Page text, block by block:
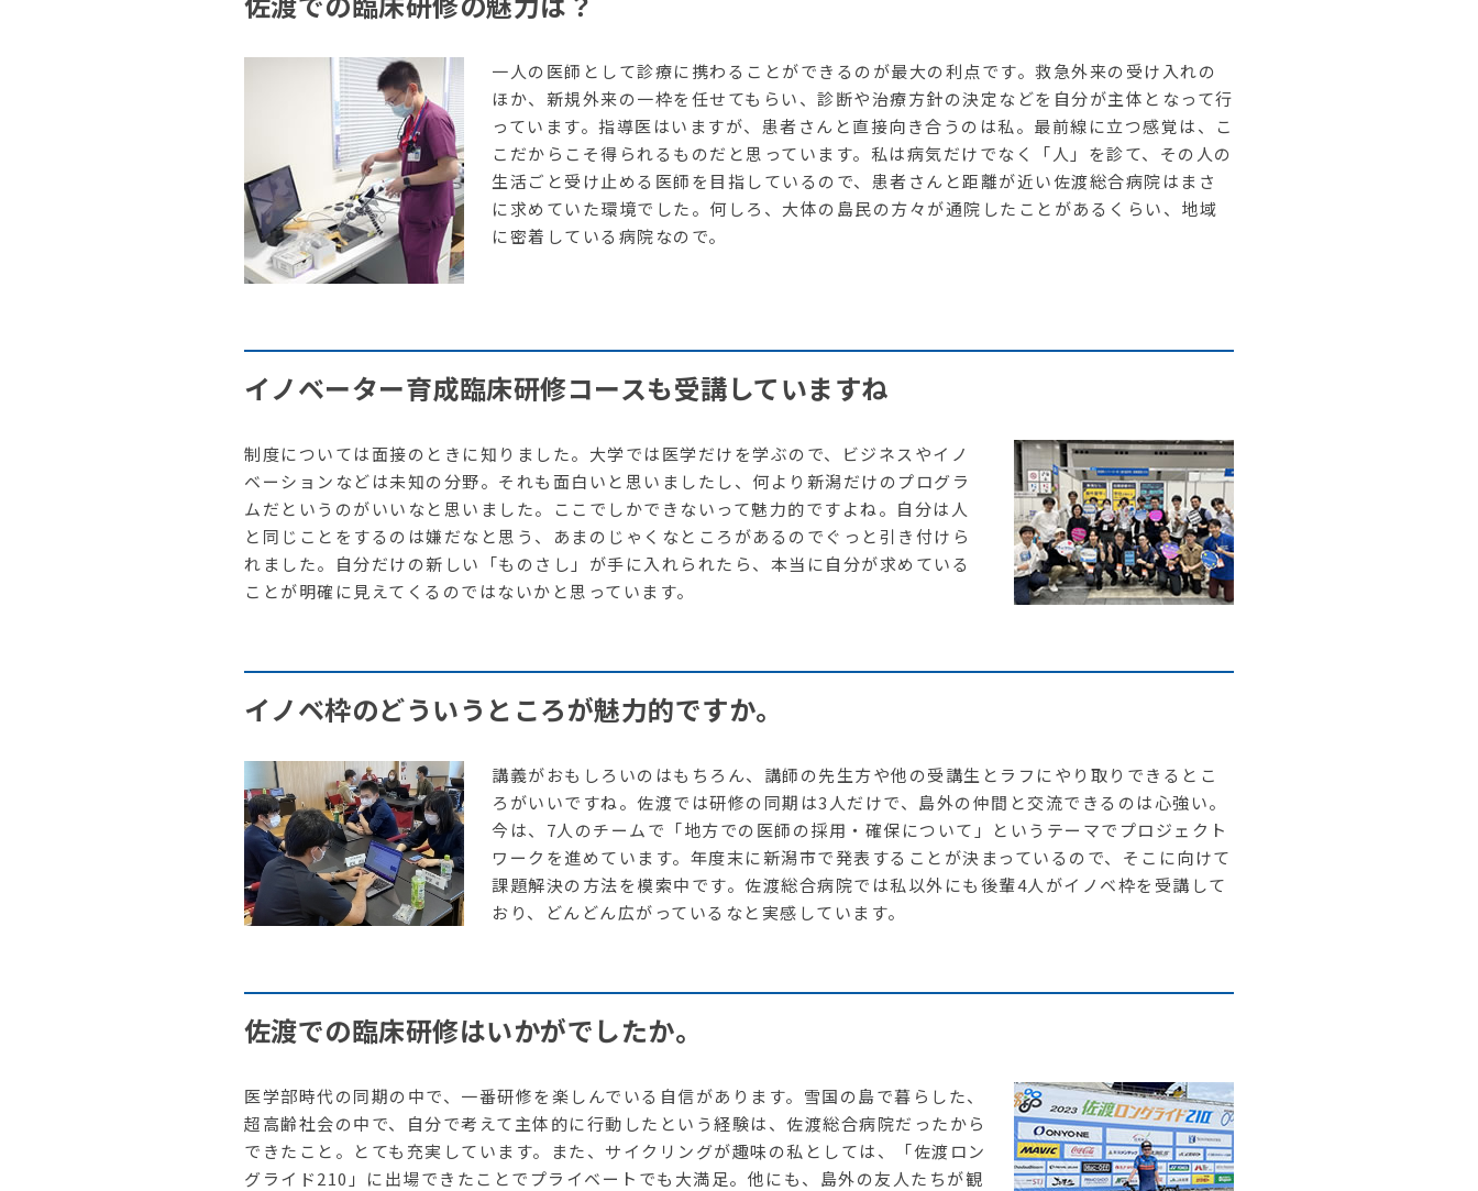
一人の医師として診療に携わることができるのが最大の利点です。救急外来の受け入れの
ほか、新規外来の一枠を任せてもらい、診断や治療方針の決定などを自分が主体となって行
っています。指導医はいますが、患者さんと直接向き合うのは私。最前線に立つ感覚は、こ
こだからこそ得られるものだと思っています。私は病気だけでなく「人」を診て、その人の
生活ごと受け止める医師を目指しているので、患者さんと距離が近い佐渡総合病院はまさ
に求めていた環境でした。何しろ、大体の島民の方々が通院したことがあるくらい、地域
に密着している病院なので。
イノベーター育成臨床研修コースも受講していますね
制度については面接のときに知りました。大学では医学だけを学ぶので、ビジネスやイノ
ベーションなどは未知の分野。それも面白いと思いましたし、何より新潟だけのプログラ
ムだというのがいいなと思いました。ここでしかできないって魅力的ですよね。自分は人
と同じことをするのは嫌だなと思う、あまのじゃくなところがあるのでぐっと引き付けら
れました。自分だけの新しい「ものさし」が手に入れられたら、本当に自分が求めている
ことが明確に見えてくるのではないかと思っています。
イノベ枠のどういうところが魅力的ですか。
講義がおもしろいのはもちろん、講師の先生方や他の受講生とラフにやり取りできるとこ
ろがいいですね。佐渡では研修の同期は3人だけで、島外の仲間と交流できるのは心強い。
今は、7人のチームで「地方での医師の採用・確保について」というテーマでプロジェクト
ワークを進めています。年度末に新潟市で発表することが決まっているので、そこに向けて
課題解決の方法を模索中です。佐渡総合病院では私以外にも後輩4人がイノベ枠を受講して
おり、どんどん広がっているなと実感しています。
佐渡での臨床研修はいかがでしたか。
医学部時代の同期の中で、一番研修を楽しんでいる自信があります。雪国の島で暮らした、
超高齢社会の中で、自分で考えて主体的に行動したという経験は、佐渡総合病院だったから
できたこと。とても充実しています。また、サイクリングが趣味の私としては、「佐渡ロン
グライド210」に出場できたことでプライベートでも大満足。他にも、島外の友人たちが観